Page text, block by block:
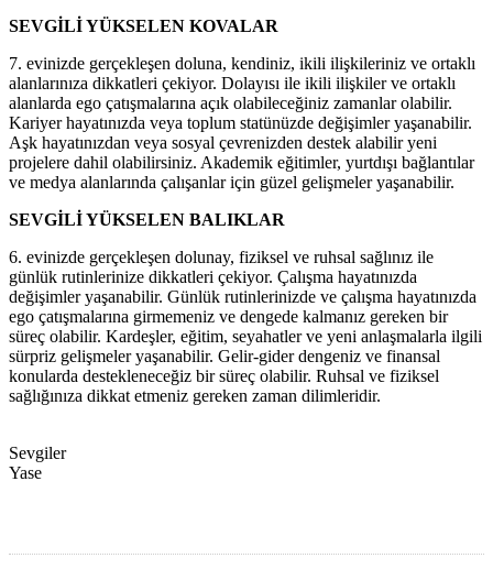
SEVGİLİ YÜKSELEN KOVALAR
7. evinizde gerçekleşen doluna, kendiniz, ikili ilişkileriniz ve ortaklı
alanlarınıza dikkatleri çekiyor. Dolayısı ile ikili ilişkiler ve ortaklı
alanlarda ego çatışmalarına açık olabileceğiniz zamanlar olabilir.
Kariyer hayatınızda veya toplum statünüzde değişimler yaşanabilir.
Aşk hayatınızdan veya sosyal çevrenizden destek alabilir yeni
projelere dahil olabilirsiniz. Akademik eğitimler, yurtdışı bağlantılar
ve medya alanlarında çalışanlar için güzel gelişmeler yaşanabilir.
SEVGİLİ YÜKSELEN BALIKLAR
6. evinizde gerçekleşen dolunay, fiziksel ve ruhsal sağlınız ile
günlük rutinlerinize dikkatleri çekiyor. Çalışma hayatınızda
değişimler yaşanabilir. Günlük rutinlerinizde ve çalışma hayatınızda
ego çatışmalarına girmemeniz ve dengede kalmanız gereken bir
süreç olabilir. Kardeşler, eğitim, seyahatler ve yeni anlaşmalarla ilgili
sürpriz gelişmeler yaşanabilir. Gelir-gider dengeniz ve finansal
konularda destekleneceğiz bir süreç olabilir. Ruhsal ve fiziksel
sağlığınıza dikkat etmeniz gereken zaman dilimleridir.
Sevgiler
Yase